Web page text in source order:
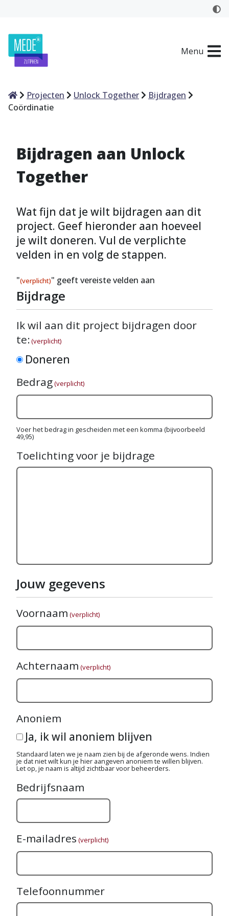
Menu
HomeProjecten Unlock Together
Bijdragen
Coördinatie
Bijdragen aan Unlock
Together
Wat fijn dat je wilt bijdragen aan dit
project. Geef hieronder aan hoeveel
je wilt doneren. Vul de verplichte
velden in en volg de stappen.
"(verplicht)" geeft vereiste velden aan
Bijdrage
Ik wil aan dit project bijdragen door
te:(verplicht)
Doneren
Bedrag(verplicht)
Voer het bedrag in gescheiden met een komma (bijvoorbeeld
49,95)
Toelichting voor je bijdrage
Jouw gegevens
Voornaam (verplicht)
Achternaam (verplicht)
Anoniem
Ja, ik wil anoniem blijven
Standaard laten we je naam zien bij de afgeronde wens. Indien
je dat niet wilt kun je hier aangeven anoniem te willen blijven.
Let op, je naam is altijd zichtbaar voor beheerders.
Bedrijfsnaam
E-mailadres (verplicht)
Telefoonnummer